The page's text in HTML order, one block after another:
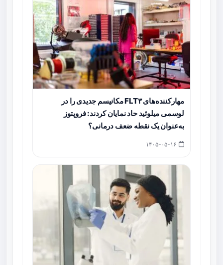
مهارکننده‌های FLT۳ مکانیسم جدیدی را در
لوسمی میلوئید حاد نمایان کردند: فروپتوز
به‌عنوان یک نقطه ضعف درمانی؟